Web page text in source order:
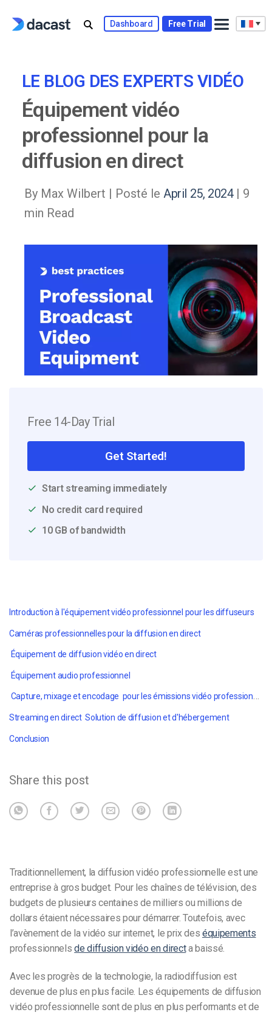
Dashboard Free Trial
LE BLOG DES EXPERTS VIDÉO
Équipement vidéo
professionnel pour la
diffusion en direct
By Max Wilbert | Posté le April 25, 2024| 9
min Read
Free 14-Day Trial
Get Started!
Start streaming immediately
No credit card required
10 GB of bandwidth
Introduction à l'équipement vidéo professionnel pour les diffuseurs
Caméras professionnelles pour la diffusion en direct
Équipement de diffusion vidéo en direct
Équipement audio professionnel
Capture, mixage et encodage pour les émissions vidéo professionnelles
Streaming en direct Solution de diffusion et d'hébergement
Conclusion
Share this post
Traditionnellement, la diffusion vidéo professionnelle est une
entreprise à gros budget. Pour les chaînes de télévision, des
budgets de plusieurs centaines de milliers ou millions de
dollars étaient nécessaires pour démarrer. Toutefois, avec
l’avènement de la vidéo sur internet, le prix des équipements
professionnelsde diffusion vidéo en directa baissé.
Avec les progrès de la technologie, la radiodiffusion est
devenue de plus en plus facile. Les équipements de diffusion
vidéo professionnelle sont de plus en plus performants et de